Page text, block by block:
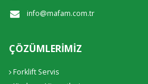
info@mafam.com.tr
ÇÖZÜMLERIMIZ
Forklift Servis